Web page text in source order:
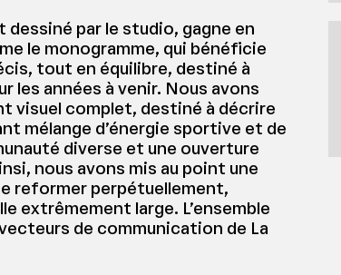
par le studio, gagne en
le monogramme, qui bénéficie
tout en équilibre, destiné à
les années à venir. Nous avons
visuel complet, destiné à décrire
mélange d’énergie sportive et de
diverse et une ouverture
nous avons mis au point une
reformer perpétuellement,
extrêmement large. L’ensemble
de communication de La